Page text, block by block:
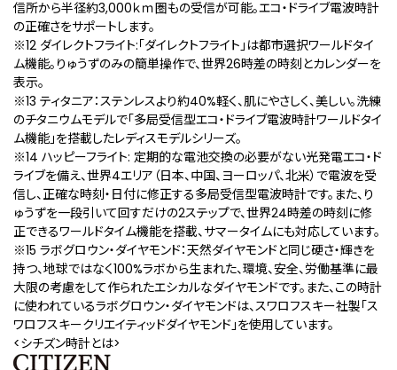
信所から半径約3,000ｋｍ圏もの受信が可能。エコ・ドライブ電波時計
の正確さをサポートします。
※12 ダイレクトフライト:「ダイレクトフライト」は都市選択ワールドタイ
ム機能。りゅうずのみの簡単操作で、世界26時差の時刻とカレンダーを
表示。
※13 ティタニア：ステンレスより約40%軽く、肌にやさしく、美しい。洗練
のチタニウムモデルで「多局受信型エコ・ドライブ電波時計ワールドタイ
ム機能」を搭載したレディスモデルシリーズ。
※14 ハッピーフライト: 定期的な電池交換の必要がない光発電エコ・ド
ライブを備え、世界4エリア（日本、中国、ヨーロッパ、北米）で電波を受
信し、正確な時刻・日付に修正する多局受信型電波時計です。また、り
ゅうずを一段引いて回すだけの2ステップで、世界24時差の時刻に修
正できるワールドタイム機能を搭載、サマータイムにも対応しています。
※15 ラボグロウン・ダイヤモンド：天然ダイヤモンドと同じ硬さ・輝きを
持つ、地球ではなく100%ラボから生まれた、環境、安全、労働基準に最
大限の考慮をして作られたエシカルなダイヤモンドです。また、この時計
に使われているラボグロウン・ダイヤモンドは、スワロフスキー社製「ス
ワロフスキークリエイティッドダイヤモンド」を使用しています。
<シチズン時計とは>